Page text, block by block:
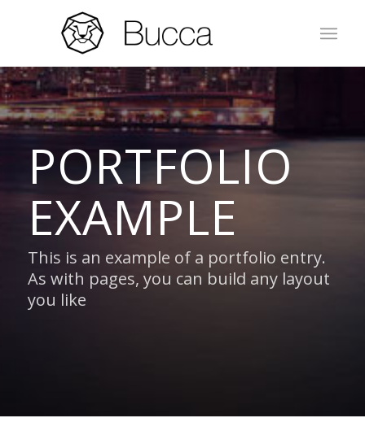
PORTFOLIO
EXAMPLE
This is an example of a portfolio entry.
As with pages, you can build any layout
you like